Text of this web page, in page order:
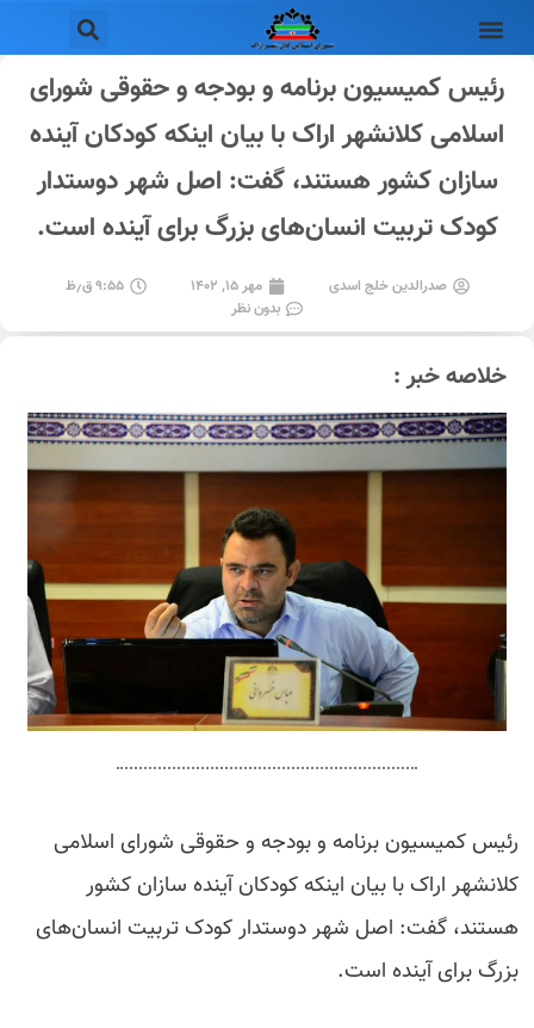
رئیس کمیسیون برنامه و بودجه و حقوقی شورای
اسلامی کلانشهر اراک با بیان اینکه کودکان آینده
سازان کشور هستند، گفت: اصل شهر دوستدار
کودک تربیت انسان‌های بزرگ برای آینده است.
صدرالدین خلج اسدی مهر ۱۵, ۱۴۰۲
۹:۵۵ ق٫ظ
بدون نظر
خلاصه خبر :
رئیس کمیسیون برنامه و بودجه و حقوقی شورای اسلامی
کلانشهر اراک با بیان اینکه کودکان آینده سازان کشور
هستند، گفت: اصل شهر دوستدار کودک تربیت انسان‌های
بزرگ برای آینده است.